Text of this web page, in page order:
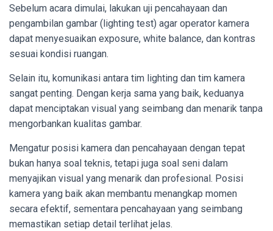
Sebelum acara dimulai, lakukan uji pencahayaan dan
pengambilan gambar (lighting test) agar operator kamera
dapat menyesuaikan exposure, white balance, dan kontras
sesuai kondisi ruangan.
Selain itu, komunikasi antara tim lighting dan tim kamera
sangat penting. Dengan kerja sama yang baik, keduanya
dapat menciptakan visual yang seimbang dan menarik tanpa
mengorbankan kualitas gambar.
Mengatur posisi kamera dan pencahayaan dengan tepat
bukan hanya soal teknis, tetapi juga soal seni dalam
menyajikan visual yang menarik dan profesional. Posisi
kamera yang baik akan membantu menangkap momen
secara efektif, sementara pencahayaan yang seimbang
memastikan setiap detail terlihat jelas.